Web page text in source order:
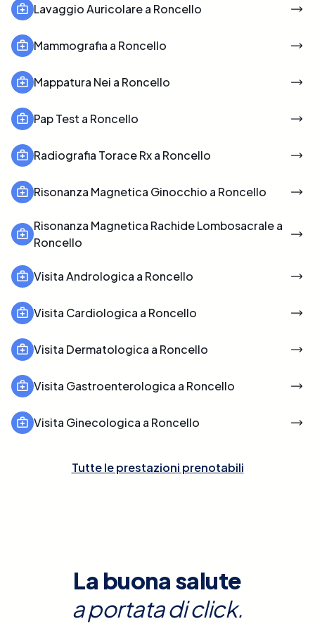
Lavaggio Auricolare a Roncello
Mammografia a Roncello
Mappatura Nei a Roncello
Pap Test a Roncello
Radiografia Torace Rx a Roncello
Risonanza Magnetica Ginocchio a Roncello
Risonanza Magnetica Rachide Lombosacrale a
Roncello
Visita Andrologica a Roncello
Visita Cardiologica a Roncello
Visita Dermatologica a Roncello
Visita Gastroenterologica a Roncello
Visita Ginecologica a Roncello
Tutte le prestazioni prenotabili
La buona salute
a portata di click.